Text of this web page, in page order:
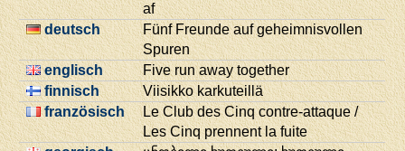
af
deutsch
Fünf Freunde auf geheimnisvollen
Spuren
englisch
Five run away together
finnisch
Viisikko karkuteillä
französisch
Le Club des Cinq contre-attaque /
Les Cinq prennent la fuite